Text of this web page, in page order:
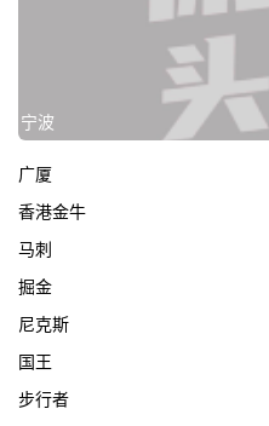
宁波
广厦
香港金牛
马刺
掘金
尼克斯
国王
步行者